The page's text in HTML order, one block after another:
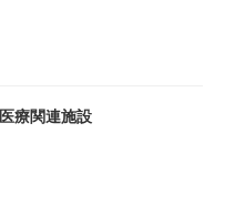
療関連施設